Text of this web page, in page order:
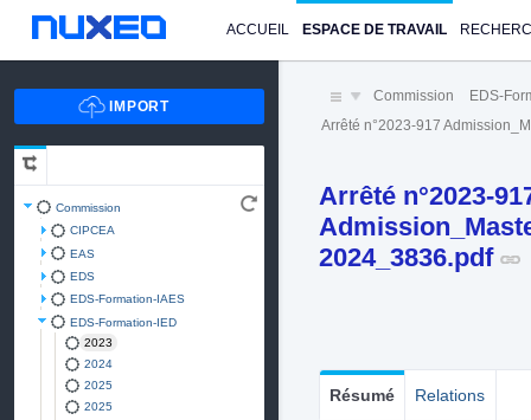
ACCUEIL ESPACE DE TRAVAIL
Commission
CIPCEA
EAS
EDS
EDS-Formation-IAES
EDS-Formation-IED
2023
2024
2025
2025
Commission EDS-
Arrêté n°2023-917
Arrêté n°2023-
2024_3836.pdf
Résumé Relations